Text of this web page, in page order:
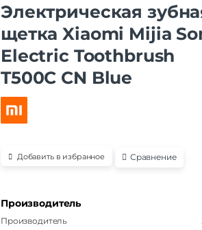
Электрическая
щетка Xiaomi Mijia
Electric Toothbrush
T500C CN Blue
Добавить в избранное Сравнение
Производитель
Производитель